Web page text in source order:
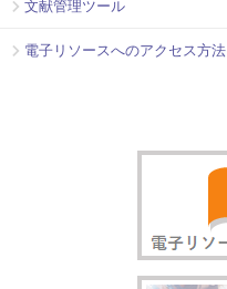
文献管理ツール
電子リソースへのアクセス方法